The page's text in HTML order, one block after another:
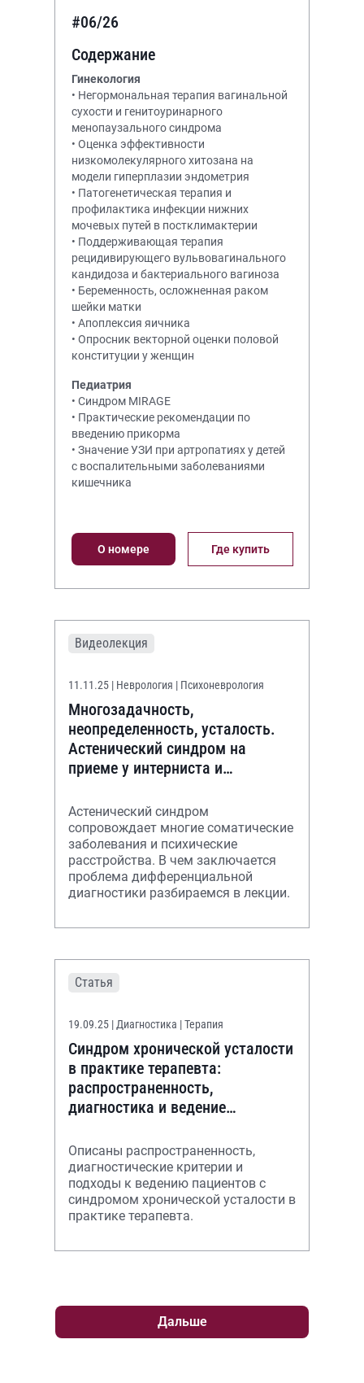
#06/26
Содержание
Гинекология
• Негормональная терапия вагинальной
сухости и генитоуринарного
менопаузального синдрома
• Оценка эффективности
низкомолекулярного хитозана на
модели гиперплазии эндометрия
• Патогенетическая терапия и
профилактика инфекции нижних
мочевых путей в постклимактерии
• Поддерживающая терапия
рецидивирующего вульвовагинального
кандидоза и бактериального вагиноза
• Беременность, осложненная раком
шейки матки
• Апоплексия яичника
• Опросник векторной оценки половой
конституции у женщин
Педиатрия
• Синдром MIRAGE
• Практические рекомендации по
введению прикорма
• Значение УЗИ при артропатиях у детей
с воспалительными заболеваниями
кишечника
О номере Где купить
Видеолекция
11.11.25 | Неврология | Психоневрология
Многозадачность,
неопределенность, усталость.
Астенический синдром на
приеме у интерниста и
лекции.
Астенический синдром
сопровождает многие соматические
заболевания и психические
расстройства. В чем заключается
проблема дифференциальной
диагностики разбираемся в лекции.
Статья
19.09.25 | Диагностика | Терапия
Cиндром хронической усталости
в практике терапевта:
распространенность,
диагностика и ведение
Описаны распространенность,
диагностические критерии и
подходы к ведению пациентов с
синдромом хронической усталости в
практике терапевта.
Дальше